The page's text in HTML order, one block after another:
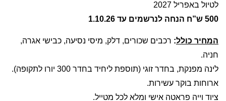
לטיול באפריל 2027
500 ש”ח הנחה לנרשמים עד 1.10.26
המחיר כולל: רכבים שכורים, דלק, מיסי נסיעה, כבישי אגרה,
חניה.
לינה מפנקת, בחדר זוגי (תוספת ליחיד בחדר 300 יורו לתקופה).
ארוחות בוקר עשירות.
ציוד וייה פראטה אישי ומלא לכל מטייל.